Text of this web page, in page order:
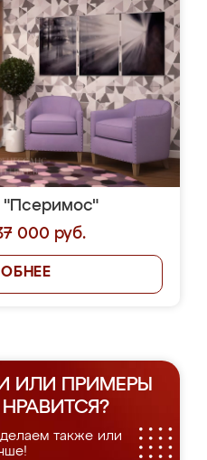
"Псеримос"
000 руб.
ИЛИ ПРИМЕРЫ
НРАВИТСЯ?
также или